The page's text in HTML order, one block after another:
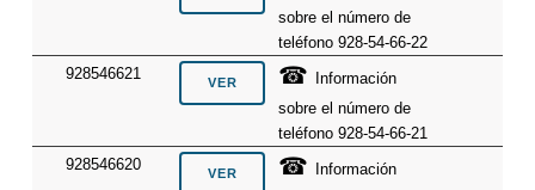
sobre el número de
teléfono 928-54-66-22
928546621
☎
Información
sobre el número de
teléfono 928-54-66-21
928546620
☎
Información